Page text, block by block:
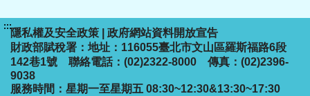
:::
隱私權及安全政策
政府網站資料開放宣告
財政部賦稅署：地址：116055臺北市文山區羅斯福路6段
142巷1號 聯絡電話：(02)2322-8000 傳真：(02)2396-
9038
服務時間：星期一至星期五 08:30~12:30&13:30~17:30